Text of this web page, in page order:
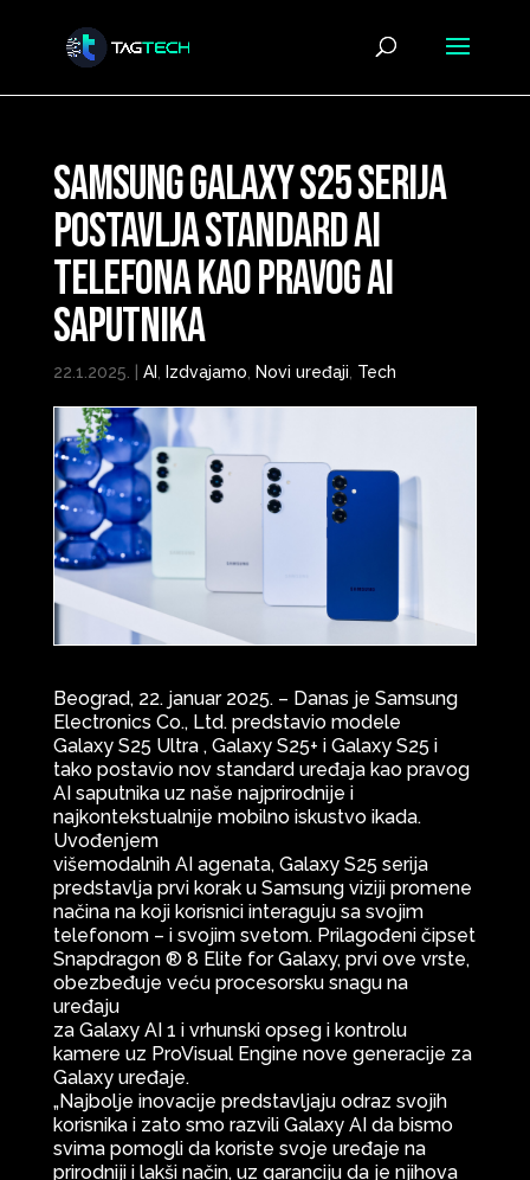
Samsung Galaxy S25 serija
postavlja standard AI
telefona kao pravog AI
saputnika
22.1.2025. AI Izdvajamo Novi uređaji Tech
Beograd, 22. januar 2025. – Danas je Samsung
Electronics Co., Ltd. predstavio modele
Galaxy S25 Ultra , Galaxy S25+ i Galaxy S25 i
tako postavio nov standard uređaja kao pravog
AI saputnika uz naše najprirodnije i
najkontekstualnije mobilno iskustvo ikada.
Uvođenjem
višemodalnih AI agenata, Galaxy S25 serija
predstavlja prvi korak u Samsung viziji promene
načina na koji korisnici interaguju sa svojim
telefonom – i svojim svetom. Prilagođeni čipset
Snapdragon ® 8 Elite for Galaxy, prvi ove vrste,
obezbeđuje veću procesorsku snagu na
uređaju
za Galaxy AI 1 i vrhunski opseg i kontrolu
kamere uz ProVisual Engine nove generacije za
Galaxy uređaje.
„Najbolje inovacije predstavljaju odraz svojih
korisnika i zato smo razvili Galaxy AI da bismo
svima pomogli da koriste svoje uređaje na
prirodniji i lakši način, uz garanciju da je njihova